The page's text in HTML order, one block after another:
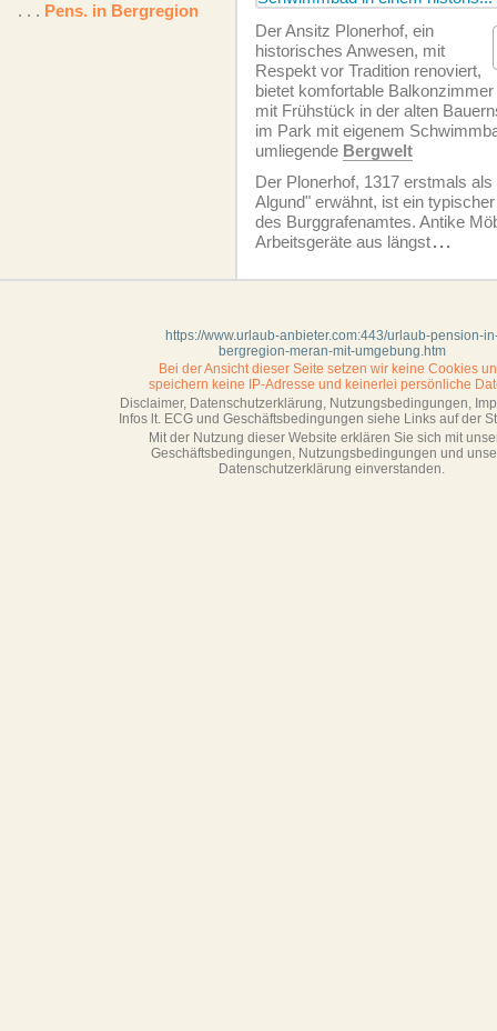
. . . Pens. in Bergregion
Der Ansitz Plonerhof, ein
historisches Anwesen, mit
Respekt vor Tradition renoviert,
bietet komfortable
mit Frühstück in der alten
im Park mit eigenem
umliegende Bergwelt
Der Plonerhof, 1317 erstmals als
Algund" erwähnt, ist ein
des Burggrafenamtes. Antike
Arbeitsgeräte aus längst...
https://www.urlaub-anbieter.com:443/urlaub-pension-
bergregion-meran-mit-umgebung.htm
Bei der Ansicht dieser Seite setzen wir keine Cookies
speichern keine IP-Adresse und keinerlei persönliche
Disclaimer, Datenschutzerklärung, Nutzungsbedingungen,
Infos lt. ECG und Geschäftsbedingungen siehe Links auf der
Mit der Nutzung dieser Website erklären Sie sich mit
Geschäftsbedin­gungen, Nutzungsbedingungen und
Datenschutzerklärung einverstanden.